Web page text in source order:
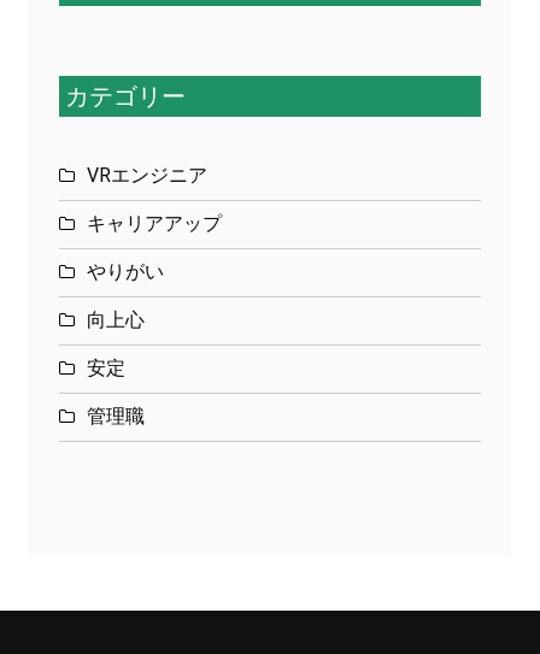
カテゴリー
VRエンジニア
キャリアアップ
やりがい
向上心
安定
管理職